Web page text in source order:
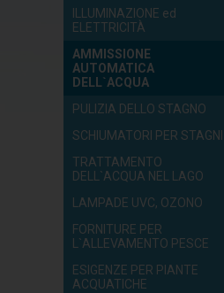
ILLUMINAZIONE ed
ELETTRICITÀ
AMMISSIONE
AUTOMATICA
DELL`ACQUA
PULIZIA DELLO STAGNO
SCHIUMATORI PER STAGNI
TRATTAMENTO
DELL`ACQUA NEL LAGO
LAMPADE UVC, OZONO
FORNITURE PER
L`ALLEVAMENTO PESCE
ESIGENZE PER PIANTE
ACQUATICHE